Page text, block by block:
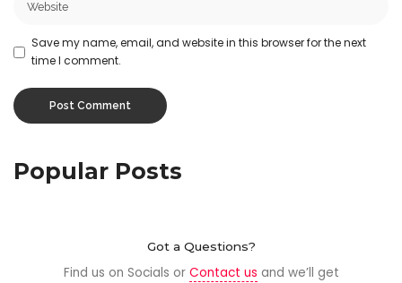
Save my name, email, and website in this browser for the next
time I comment.
Popular Posts
Got a Questions?
Find us on Socials or Contact us and we’ll get